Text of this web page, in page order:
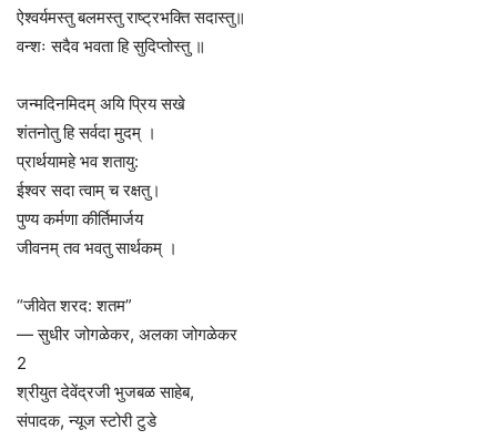
ऐश्वर्यमस्तु बलमस्तु राष्ट्रभक्ति सदास्तु॥
वन्शः सदैव भवता हि सुदिप्तोस्तु ॥
जन्मदिनमिदम् अयि प्रिय सखे
शंतनोतु हि सर्वदा मुदम् ।
प्रार्थयामहे भव शतायु:
ईश्वर सदा त्वाम् च रक्षतु।
पुण्य कर्मणा कीर्तिमार्जय
जीवनम् तव भवतु सार्थकम् ।
“जीवेत शरद: शतम”
— सुधीर जोगळेकर, अलका जोगळेकर
2
श्रीयुत देवेंद्रजी भुजबळ साहेब,
संपादक, न्यूज स्टोरी टुडे